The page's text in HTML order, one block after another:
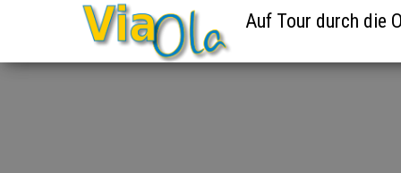
Auf Tour durch die